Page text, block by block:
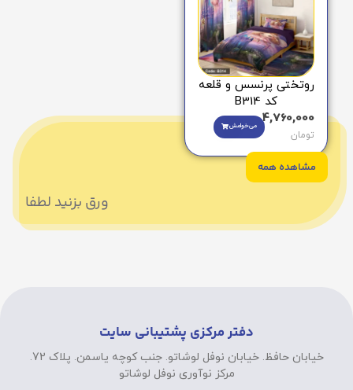
روتختی پرنسس و قلعه
کد B314
4,760,000
تومان
می‌خوامش
مشاهده همه
ورق بزنید لطفا
دفتر مرکزی پشتیبانی سایت
خیابان حافظ. خیابان نوفل لوشاتو. جنب کوچه یاسمن. پلاک 72.
مرکز نوآوری نوفل لوشاتو